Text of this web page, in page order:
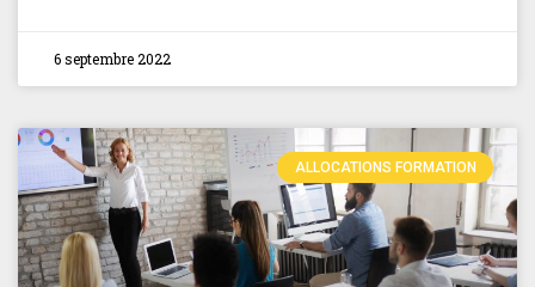
6 septembre 2022
ALLOCATIONS FORMATION